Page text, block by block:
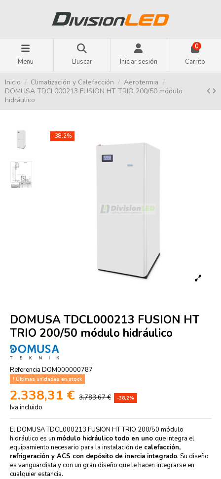
Menu Buscar Iniciar sesión
0
Carrito
Inicio Climatización y Calefacción
Aerotermia
DOMUSA TDCL000213 FUSION HT TRIO 200/50 módulo
hidráulico
-38,2%
DOMUSA TDCL000213 FUSION HT
TRIO 200/50 módulo hidráulico
Referencia DOM000000787
Últimas unidades en stock
2.338,31 € 3.783,67 € -38,2%
Iva incluido
El DOMUSA TDCL000213 FUSION HT TRIO 200/50 módulo
hidráulico es un módulo hidráulico todo en uno que integra el
equipamiento necesario para la instalación decalefacción,
refrigeración y ACS con depósito de inercia integrado. Su diseño
es vanguardista y con un gran diseño que le hacen integrarse en
cualquier estancia.